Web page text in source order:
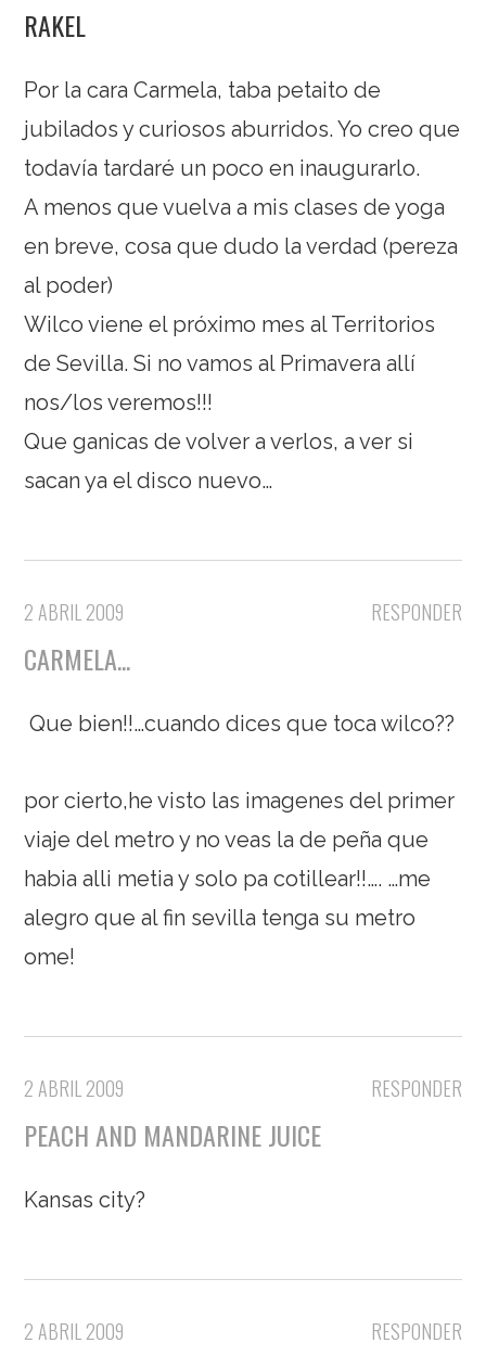
RAKEL
Por la cara Carmela, taba petaito de
jubilados y curiosos aburridos. Yo creo que
todavía tardaré un poco en inaugurarlo.
A menos que vuelva a mis clases de yoga
en breve, cosa que dudo la verdad (pereza
al poder)
Wilco viene el próximo mes al Territorios
de Sevilla. Si no vamos al Primavera allí
nos/los veremos!!!
Que ganicas de volver a verlos, a ver si
sacan ya el disco nuevo…
RESPONDER
2 ABRIL 2009
CARMELA...
Que bien!!…cuando dices que toca wilco??
por cierto,he visto las imagenes del primer
viaje del metro y no veas la de peña que
habia alli metia y solo pa cotillear!!…. …me
alegro que al fin sevilla tenga su metro
ome!
RESPONDER
2 ABRIL 2009
PEACH AND MANDARINE JUICE
Kansas city?
RESPONDER
2 ABRIL 2009